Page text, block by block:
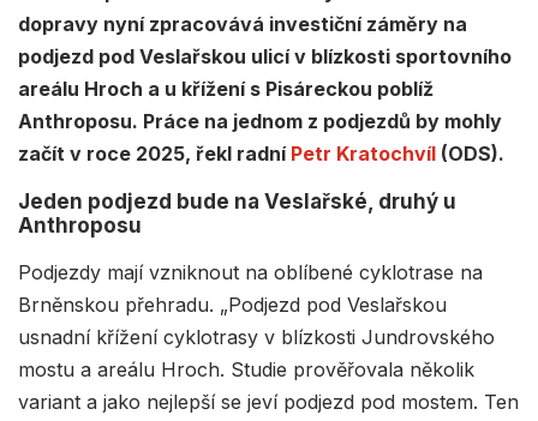
dopravy nyní zpracovává investiční záměry na
podjezd pod Veslařskou ulicí v blízkosti sportovního
areálu Hroch a u křížení s Pisáreckou poblíž
Anthroposu. Práce na jednom z podjezdů by mohly
začít v roce 2025, řekl radní Petr Kratochvíl (ODS).
Jeden podjezd bude na Veslařské, druhý u
Anthroposu
Podjezdy mají vzniknout na oblíbené cyklotrase na
Brněnskou přehradu. „Podjezd pod Veslařskou
usnadní křížení cyklotrasy v blízkosti Jundrovského
mostu a areálu Hroch. Studie prověřovala několik
variant a jako nejlepší se jeví podjezd pod mostem. Ten